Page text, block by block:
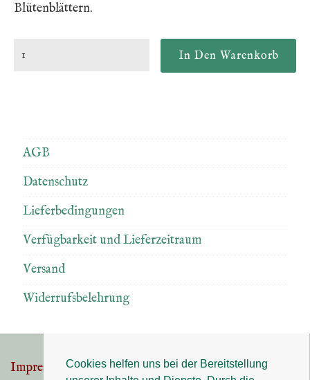
Cookies helfen uns bei der Bereitstellung
Blütenblättern.
AGB
Datenschutz
Lieferbedingungen
Verfügbarkeit und Lieferzeitraum
Versand
Widerrufsbelehrung
Footer-
Impressum Datenschutz